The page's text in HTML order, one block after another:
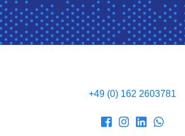
‭+49 (0) 162 2603781‬